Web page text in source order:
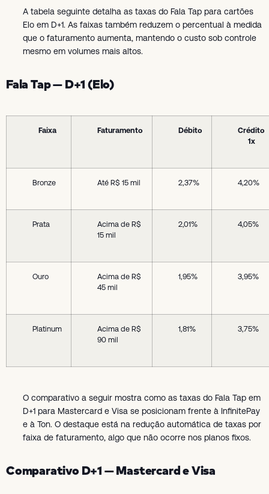
A tabela seguinte detalha as taxas do Fala Tap para cartões
Elo em D+1. As faixas também reduzem o percentual à medida
que o faturamento aumenta, mantendo o custo sob controle
mesmo em volumes mais altos.
Fala Tap — D+1 (Elo)
Faixa Faturamento Débito
Crédito
1x
Bronze Até R$ 15 mil 2,37% 4,20%
Prata
Acima de R$
15 mil
2,01% 4,05%
Ouro
Acima de R$
45 mil
1,95% 3,95%
Platinum
Acima de R$
90 mil
1,81% 3,75%
O comparativo a seguir mostra como as taxas do Fala Tap em
D+1 para Mastercard e Visa se posicionam frente à InfinitePay
e à Ton. O destaque está na redução automática de taxas por
faixa de faturamento, algo que não ocorre nos planos fixos.
Comparativo D+1 — Mastercard e Visa